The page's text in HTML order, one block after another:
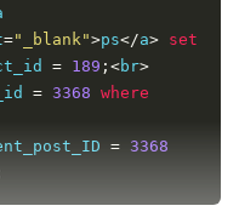
="_blank">ps</a> set
= 189 ;<br>
= 3368 where
= 3368